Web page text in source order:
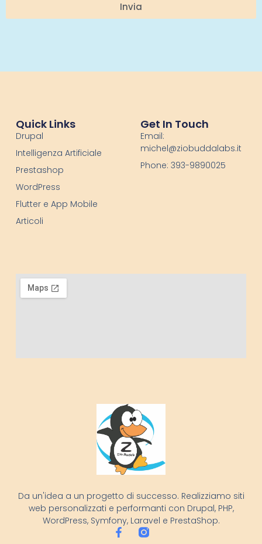
Invia
Da un'idea a un progetto di successo. Realizziamo siti
web personalizzati e performanti con Drupal, PHP,
WordPress, Symfony, Laravel e PrestaShop.
Quick Links
Drupal
Intelligenza Artificiale
Prestashop
WordPress
Flutter e App Mobile
Articoli
Get In Touch
Email:
michel@ziobuddalabs.it
Phone: 393-9890025